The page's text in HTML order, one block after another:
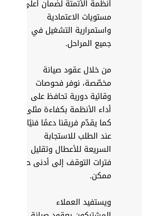
أنظمة الأتمتة لضمان أعلى
مستويات الاعتمادية
واستمرارية التشغيل في
جميع المراحل.
من خلال عقود صيانة
مخصّصة، نوفر فحوصات
وقائية دورية تحافظ على
أداء الأنظمة بكفاءة مثلى.
كما يقدّم فريقنا دعمًا فنيًا
عند الطلب للاستجابة
السريعة للأعطال وتقليل
فترات التوقف إلى أدنى حد
ممكن.
ويستفيد العملاء